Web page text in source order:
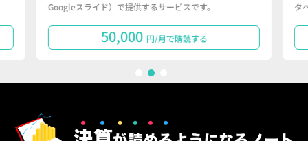
Googleスライド）で提供するサービスです。
50,000 円/月で購読する
タ